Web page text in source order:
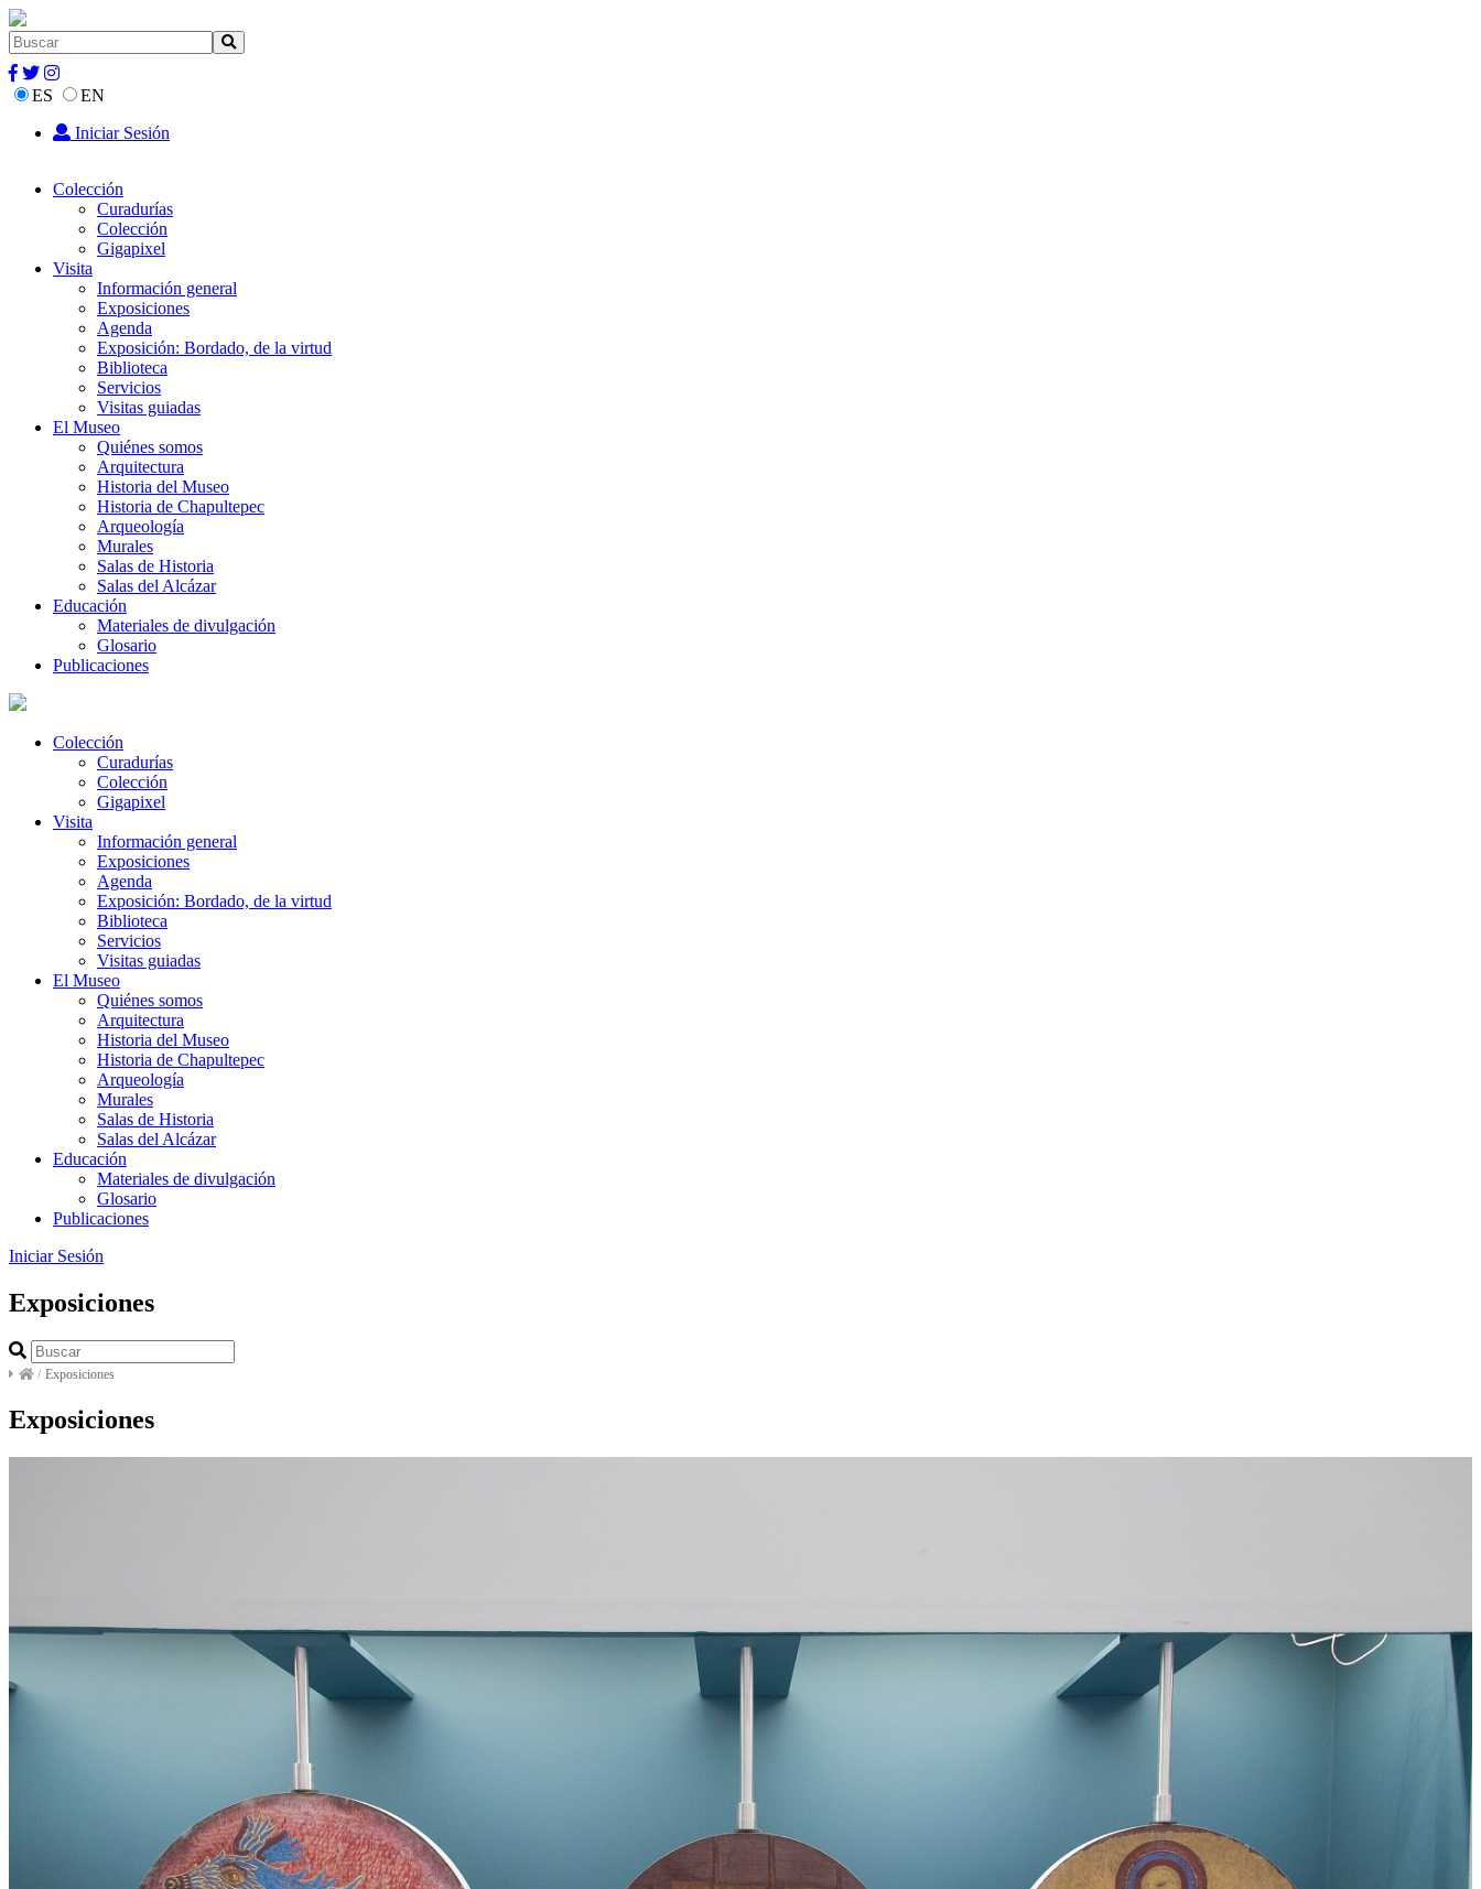
ES
EN
Iniciar Sesión
Colección
Curadurías
Colección
Gigapixel
Visita
Información general
Exposiciones
Agenda
Exposición: Bordado, de la virtud
Biblioteca
Servicios
Visitas guiadas
El Museo
Quiénes somos
Arquitectura
Historia del Museo
Historia de Chapultepec
Arqueología
Murales
Salas de Historia
Salas del Alcázar
Educación
Materiales de divulgación
Glosario
Publicaciones
Colección
Curadurías
Colección
Gigapixel
Visita
Información general
Exposiciones
Agenda
Exposición: Bordado, de la virtud
Biblioteca
Servicios
Visitas guiadas
El Museo
Quiénes somos
Arquitectura
Historia del Museo
Historia de Chapultepec
Arqueología
Murales
Salas de Historia
Salas del Alcázar
Educación
Materiales de divulgación
Glosario
Publicaciones
Iniciar Sesión
Exposiciones
/ Exposiciones
Exposiciones